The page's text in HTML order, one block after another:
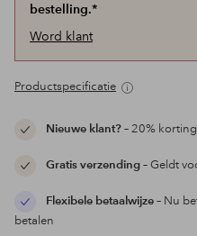
bestelling.*
Word klant
Productspecificatie
Nieuwe klant?– 20%
Gratis verzending– Geldt
Flexibele betaalwijze– Nu
betalen